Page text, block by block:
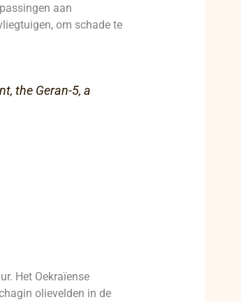
aan
om schade te
the Geran-5, a
Het Oekraïense
olievelden in de